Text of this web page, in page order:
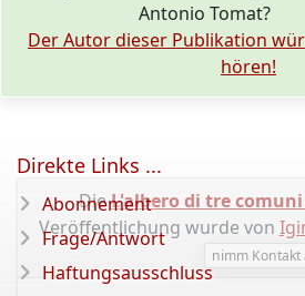
Antonio Tomat?
Der Autor dieser Publikation
hören!
DieL'albero di tre
Veröffentlichung wurde von
nimm Kontakt
Direkte Links ...
Abonnement
Frage/Antwort
Haftungsausschluss